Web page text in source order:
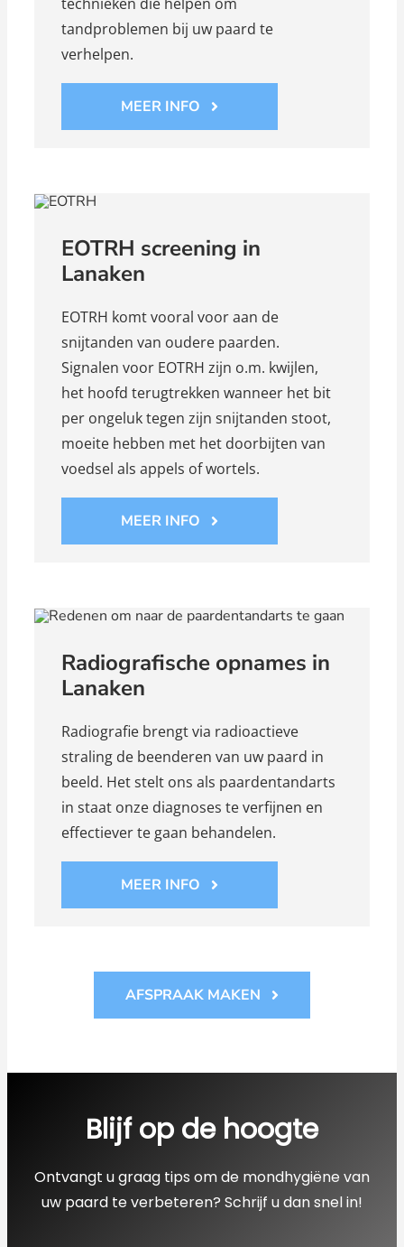
tandproblemen bij uw paard te
verhelpen.
MEER INFO
EOTRH screening in
Lanaken
EOTRH komt vooral voor aan de
snijtanden van oudere paarden.
Signalen voor EOTRH zijn o.m. kwijlen,
het hoofd terugtrekken wanneer het bit
per ongeluk tegen zijn snijtanden stoot,
moeite hebben met het doorbijten van
voedsel als appels of wortels.
MEER INFO
Radiografische opnames in
Lanaken
Radiografie brengt via radioactieve
straling de beenderen van uw paard in
beeld. Het stelt ons als paardentandarts
in staat onze diagnoses te verfijnen en
effectiever te gaan behandelen.
MEER INFO
AFSPRAAK MAKEN
Blijf op de hoogte
Ontvangt u graag tips om de mondhygiëne van
uw paard te verbeteren? Schrijf u dan snel in!